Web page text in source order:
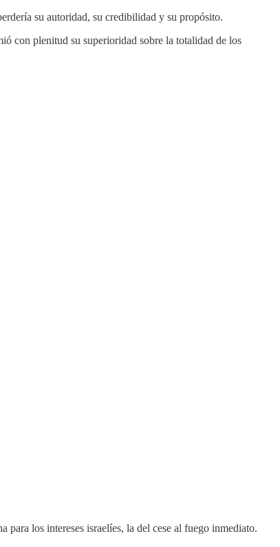
su autoridad, su credibilidad y su propósito.
con plenitud su superioridad sobre la totalidad de los
los intereses israelíes, la del cese al fuego inmediato.